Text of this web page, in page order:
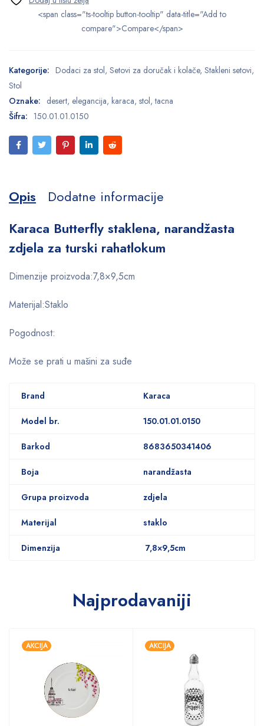
<span class="ts-tooltip button-tooltip" data-title="Add to
compare">Compare</span>
Kategorije: Dodaci za stol, Setovi za doručak i kolače, Stakleni setovi,
Stol
Oznake: desert, elegancija, karaca, stol,tacna
Šifra: 150.01.01.0150
Opis
Dodatne informacije
Karaca Butterfly staklena, narandžasta
zdjela za turski rahatlokum
Dimenzije proizvoda:7,8×9,5cm
Materijal:Staklo
Pogodnost:
Može se prati u mašini za suđe
Brand Karaca
Model br. 150.01.01.0150
Barkod 8683650341406
Boja narandžasta
Grupa proizvoda zdjela
Materijal staklo
Dimenzija 7,8×9,5cm
Najprodavaniji
AKCIJA AKCIJA